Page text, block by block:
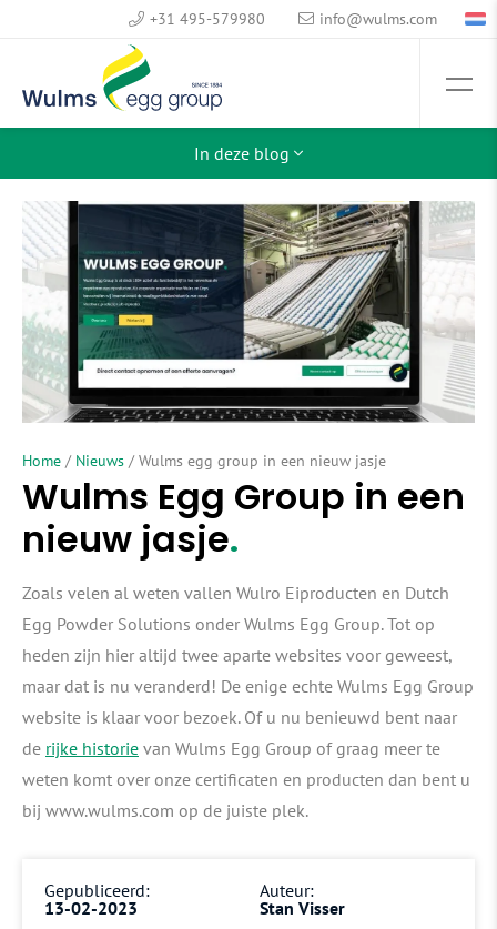
+31 495-579980 info@wulms.com
Home / Nieuws / Wulms egg group in een nieuw jasje
Wulms Egg Group in een
nieuw jasje
Zoals velen al weten vallen Wulro Eiproducten en Dutch
Egg Powder Solutions onder Wulms Egg Group. Tot op
heden zijn hier altijd twee aparte websites voor geweest,
maar dat is nu veranderd! De enige echte Wulms Egg Group
website is klaar voor bezoek. Of u nu benieuwd bent naar
de rijke historie van Wulms Egg Group of graag meer te
weten komt over onze certificaten en producten dan bent u
bij www.wulms.com op de juiste plek.
Gepubliceerd:
13-02-2023
Auteur:
Stan Visser
In deze blog